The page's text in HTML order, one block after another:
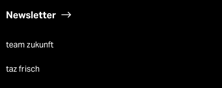
Newsletter
team zukunft
taz frisch